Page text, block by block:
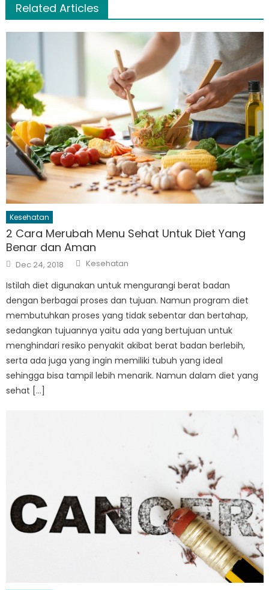
Related Articles
Kesehatan
2 Cara Merubah Menu Sehat Untuk Diet Yang
Benar dan Aman
Posted
on
Dec 24, 2018 Author
Kesehatan
Istilah diet digunakan untuk mengurangi berat badan
dengan berbagai proses dan tujuan. Namun program diet
membutuhkan proses yang tidak sebentar dan bertahap,
sedangkan tujuannya yaitu ada yang bertujuan untuk
menghindari resiko penyakit akibat berat badan berlebih,
serta ada juga yang ingin memiliki tubuh yang ideal
sehingga bisa tampil lebih menarik. Namun dalam diet yang
sehat […]